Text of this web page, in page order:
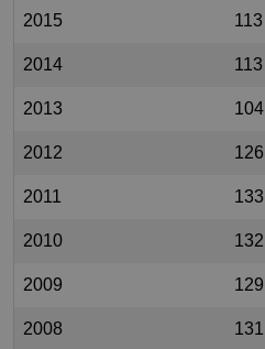
2015 113
2014 113
2013 104
2012 126
2011 133
2010 132
2009 129
2008 131